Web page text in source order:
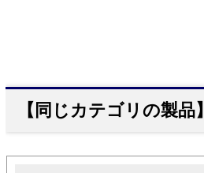
【同じカテゴリの製品】